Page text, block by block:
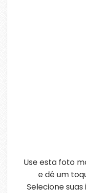
Use esta foto
e dê um
Selecione